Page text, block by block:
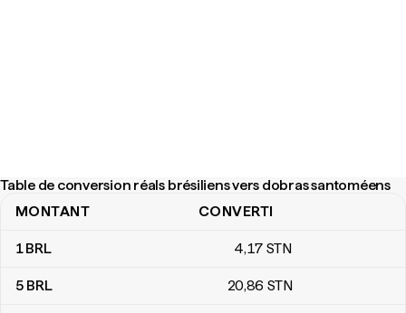
Table de conversion réals brésiliens vers dobras santoméens
Table de conversion réals brésiliens vers dobras santoméens
MONTANT CONVERTI
1BRL 4,17 STN
5 BRL 20,86 STN